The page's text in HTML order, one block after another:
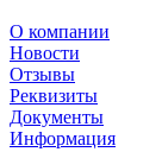
О компании
Новости
Отзывы
Реквизиты
Документы
Информация